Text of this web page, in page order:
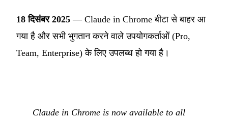
18 दिसंबर 2025 — Claude in Chrome बीटा से बाहर आ
गया है और सभी भुगतान करने वाले उपयोगकर्ताओं (Pro,
Team, Enterprise) के लिए उपलब्ध हो गया है।
Claude in Chrome is now available to all